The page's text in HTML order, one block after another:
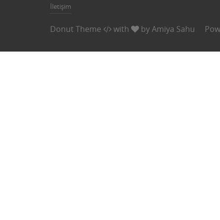
İletişim
Donut Theme with byAmiya Sahu